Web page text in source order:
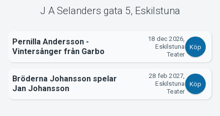
Support
J A Selanders gata 5, Eskilstuna
Pernilla Andersson -
Vintersånger från Garbo
18 dec 2026,
Eskilstuna
Teater
Köp
Bröderna Johansson spelar
Jan Johansson
28 feb 2027,
Eskilstuna
Teater
Köp